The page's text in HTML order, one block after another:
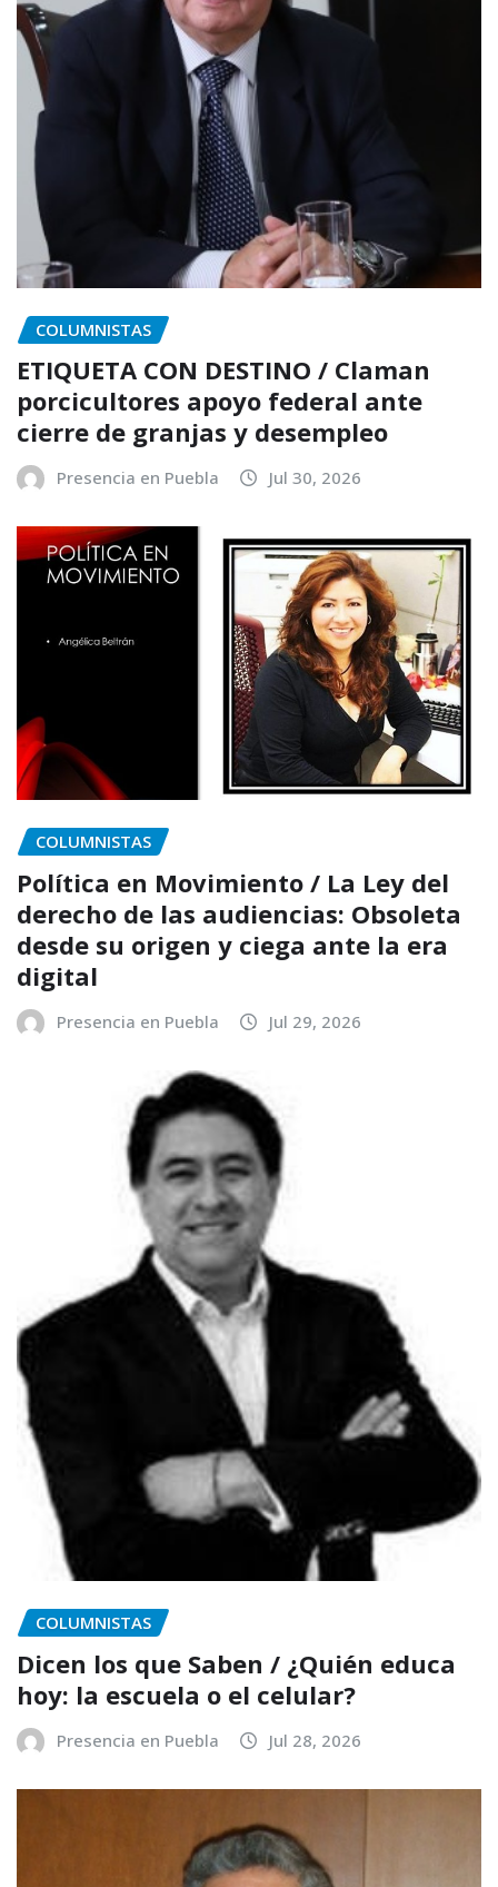
COLUMNISTAS
ETIQUETA CON DESTINO / Claman
porcicultores apoyo federal ante
cierre de granjas y desempleo
Presencia en Puebla Jul 30, 2026
COLUMNISTAS
Política en Movimiento / La Ley del
derecho de las audiencias: Obsoleta
desde su origen y ciega ante la era
digital
Presencia en Puebla Jul 29, 2026
COLUMNISTAS
Dicen los que Saben / ¿Quién educa
hoy: la escuela o el celular?
Presencia en Puebla Jul 28, 2026